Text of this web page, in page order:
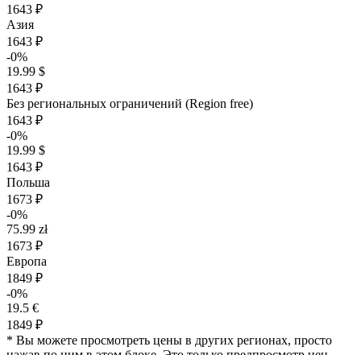
1643 ₽
Азия
1643 ₽
-0%
19.99 $
1643 ₽
Без региональных ограничений (Region free)
1643 ₽
-0%
19.99 $
1643 ₽
Польша
1673 ₽
-0%
75.99 zł
1673 ₽
Европа
1849 ₽
-0%
19.5 €
1849 ₽
* Вы можете просмотреть цены в других регионах, просто